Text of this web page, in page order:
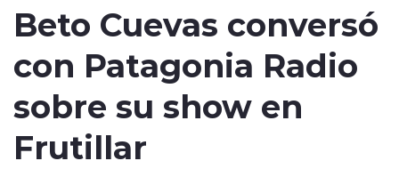
Tendencias
Beto Cuevas conversó
con Patagonia Radio
sobre su show en
Frutillar